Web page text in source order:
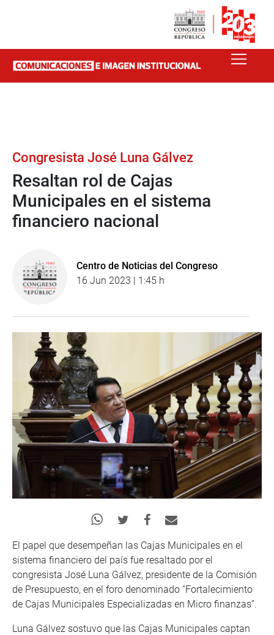
Congresista José Luna Gálvez
Resaltan rol de Cajas
Municipales en el sistema
financiero nacional
Centro de Noticias del Congreso
16 Jun 2023 | 1:45 h
El papel que desempeñan las Cajas Municipales en el
sistema financiero del país fue resaltado por el
congresista José Luna Gálvez, presidente de la Comisión
de Presupuesto, en el foro denominado “Fortalecimiento
de Cajas Municipales Especializadas en Micro finanzas”.
Luna Gálvez sostuvo que las Cajas Municipales captan